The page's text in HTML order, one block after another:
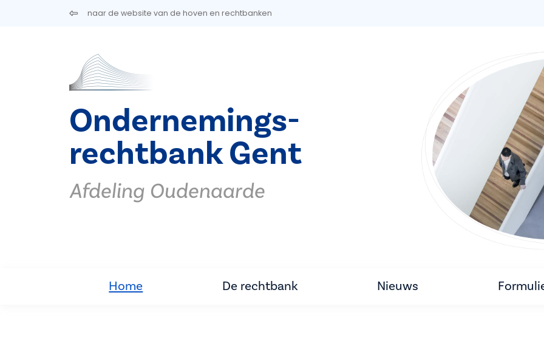
Overslaan en naar de inhoud gaannaar de website van de hoven en rechtbanken
Ondernemings­
rechtbank Gent
Afdeling Oudenaarde
Home De rechtbank Nieuws